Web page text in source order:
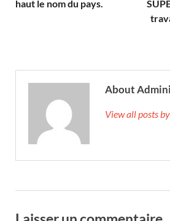
haut le nom du pays.
About
View all posts